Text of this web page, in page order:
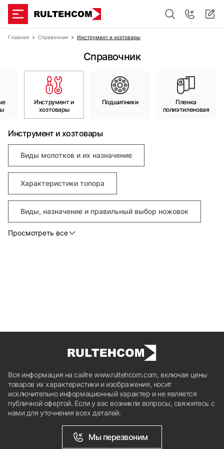
Главная Справочник Инструмент и хозтовары
Справочник
Инструмент и
хозтовары
Подшипники
Пленка
полиэтиленовая
Инструмент и хозтовары
Виды молотков и их назначение
Характеристики топора
Виды, назначение и правильный выбор ножовок
Просмотреть все
Вся информация на сайте www.rultehcom.com, включая цены
товаров их характеристики и изображения, носит
исключительно информационный характер и не является
публичной офертой. Если у вас возникли вопросы, свяжитесь с
нами для уточнения всех деталей.
Мы перезвоним